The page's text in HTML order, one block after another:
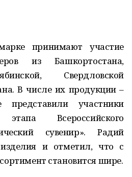
принимают участие
из Башкортостана,
Свердловской
В числе их продукции –
представили участники
этапа Всероссийского
сувенир». Радий
и отметил, что с
становится шире.